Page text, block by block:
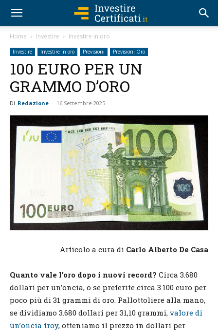
Home Investire Investire in oro
Investire Investire in oro Previsioni Previsioni Oro
100 EURO PER UN
GRAMMO D’ORO
Di Redazione - 16 Settembre 2025
Articolo a cura di Carlo Alberto De Casa
Quanto vale l’oro dopo i nuovi record? Circa 3.680
dollari per un’oncia, o se preferite circa 3.100 euro per
poco più di 31 grammi di oro. Pallottoliere alla mano,
se dividiamo 3.680 dollari per 31,10 grammi, valore di
un’oncia troy, otteniamo il prezzo in dollari per